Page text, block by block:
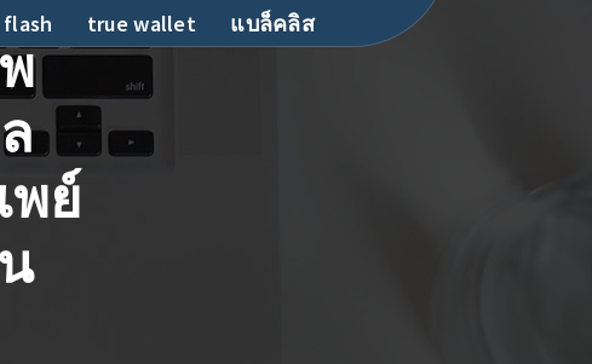
true wallet แบล็คลิส
พย์